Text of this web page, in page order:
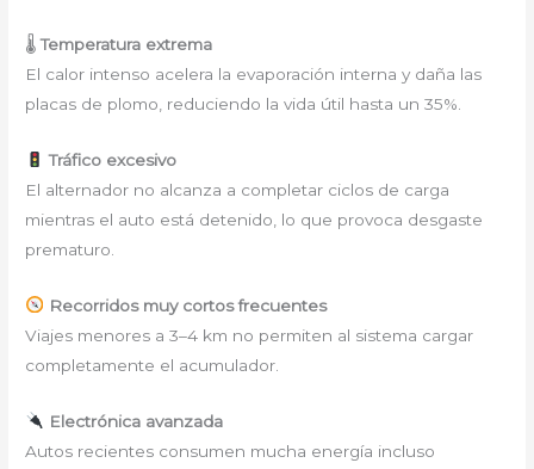
🌡Temperatura extrema
El calor intenso acelera la evaporación interna y daña las
placas de plomo, reduciendo la vida útil hasta un 35%.
Tráfico excesivo
El alternador no alcanza a completar ciclos de carga
mientras el auto está detenido, lo que provoca desgaste
prematuro.
Recorridos muy cortos frecuentes
Viajes menores a 3–4 km no permiten al sistema cargar
completamente el acumulador.
Electrónica avanzada
Autos recientes consumen mucha energía incluso